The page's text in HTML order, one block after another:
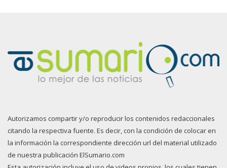
Autorizamos compartir y/o reproducir los contenidos redaccionales
citando la respectiva fuente. Es decir, con la condición de colocar en
la información la correspondiente dirección url del material utilizado
de nuestra publicación ElSumario.com